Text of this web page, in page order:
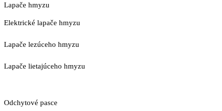
Lapače hmyzu
Elektrické lapače hmyzu
Lapače lezúceho hmyzu
Lapače lietajúceho hmyzu
Odchytové pasce